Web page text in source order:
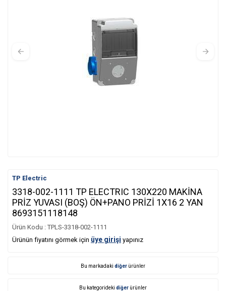
TP Electric
3318-002-1111 TP ELECTRIC 130X220 MAKİNA
PRİZ YUVASI (BOŞ) ÖN+PANO PRİZİ 1X16 2 YAN
8693151118148
Ürün Kodu : TPLS-3318-002-1111
Ürünün fiyatını görmek için üye girişi yapınız
Bu markadaki diğer ürünler
Bu kategorideki diğer ürünler